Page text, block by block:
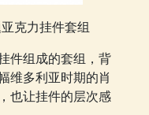
克力挂件套组
件组成的套组，背
维多利亚时期的肖
也让挂件的层次感